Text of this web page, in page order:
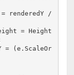
/
Height